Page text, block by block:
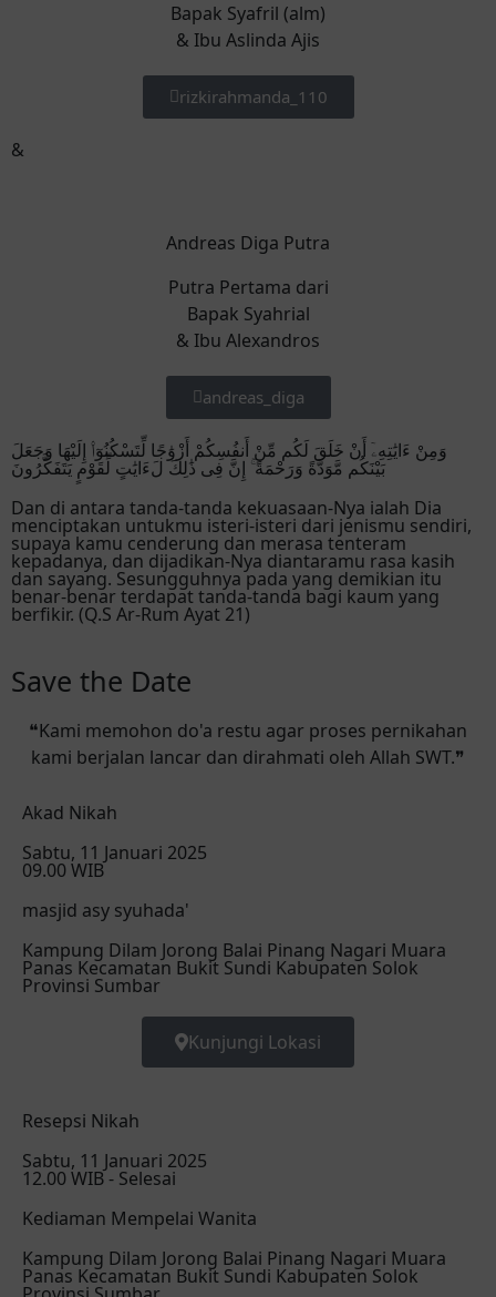
Bapak Syafril (alm)
& Ibu Aslinda Ajis
rizkirahmanda_110
&
Andreas Diga Putra
Putra Pertama dari
Bapak Syahrial
& Ibu Alexandros
andreas_diga
وَمِنْ ءَايَٰتِهِۦٓ أَنْ خَلَقَ لَكُم مِّنْ أَنفُسِكُمْ أَزْوَٰجًا لِّتَسْكُنُوٓا۟ إِلَيْهَا وَجَعَلَ
بَيْنَكُم مَّوَدَّةً وَرَحْمَةً ۚ إِنَّ فِى ذَٰلِكَ لَءَايَٰتٍ لِّقَوْمٍ يَتَفَكَّرُونَ
Dan di antara tanda-tanda kekuasaan-Nya ialah Dia
menciptakan untukmu isteri-isteri dari jenismu sendiri,
supaya kamu cenderung dan merasa tenteram
kepadanya, dan dijadikan-Nya diantaramu rasa kasih
dan sayang. Sesungguhnya pada yang demikian itu
benar-benar terdapat tanda-tanda bagi kaum yang
berfikir. (Q.S Ar-Rum Ayat 21)
Save the Date
❝Kami memohon do'a restu agar proses pernikahan
kami berjalan lancar dan dirahmati oleh Allah SWT.❞
Akad Nikah
Sabtu, 11 Januari 2025
09.00 WIB
masjid asy syuhada'
Kampung Dilam Jorong Balai Pinang Nagari Muara
Panas Kecamatan Bukit Sundi Kabupaten Solok
Provinsi Sumbar
Kunjungi Lokasi
Resepsi Nikah
Sabtu, 11 Januari 2025
12.00 WIB - Selesai
Kediaman Mempelai Wanita
Kampung Dilam Jorong Balai Pinang Nagari Muara
Panas Kecamatan Bukit Sundi Kabupaten Solok